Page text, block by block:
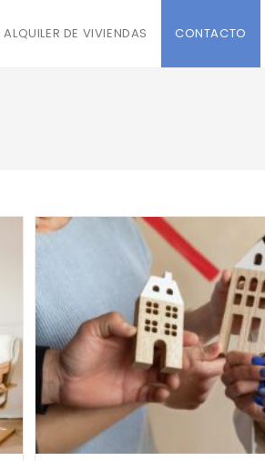
ALQUILER DE VIVIENDAS CONTACTO